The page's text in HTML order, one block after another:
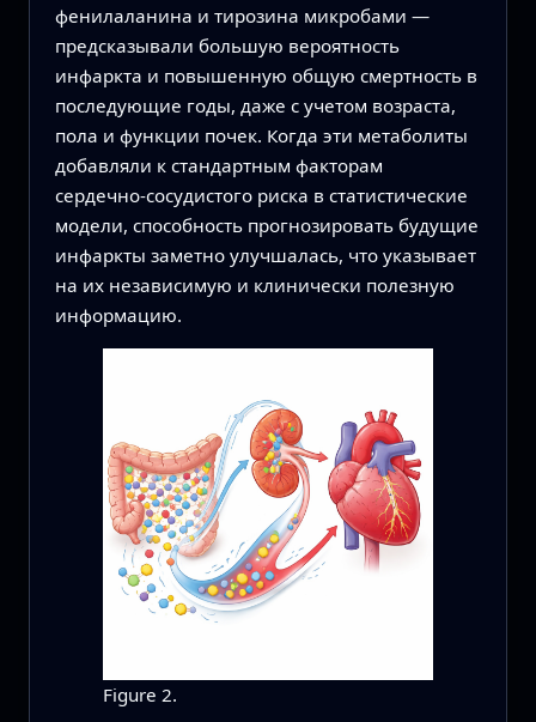
фенилаланина и тирозина микробами —
предсказывали большую вероятность
инфаркта и повышенную общую смертность в
последующие годы, даже с учетом возраста,
пола и функции почек. Когда эти метаболиты
добавляли к стандартным факторам
сердечно‑сосудистого риска в статистические
модели, способность прогнозировать будущие
инфаркты заметно улучшалась, что указывает
на их независимую и клинически полезную
информацию.
Figure 2.